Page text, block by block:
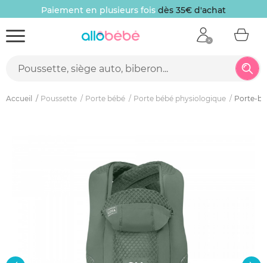
Paiement en plusieurs fois dès 35€ d'achat
Accueil Poussette Porte bébé Porte bébé physiologique Porte-